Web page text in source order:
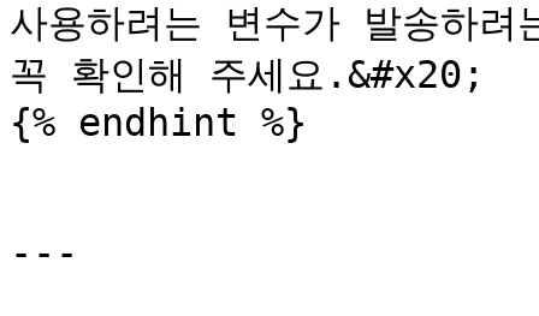
사용하려는 변수가 발송하
꼭 확인해 주세요.&#x20;
{% endhint %}
---